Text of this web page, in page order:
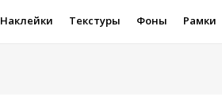
Наклейки Текстуры Фоны Рамки